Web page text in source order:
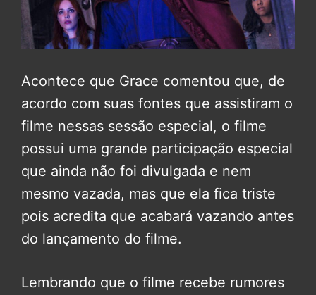
Acontece que Grace comentou que, de
acordo com suas fontes que assistiram o
filme nessas sessão especial, o filme
possui uma grande participação especial
que ainda não foi divulgada e nem
mesmo vazada, mas que ela fica triste
pois acredita que acabará vazando antes
do lançamento do filme.
Lembrando que o filme recebe rumores